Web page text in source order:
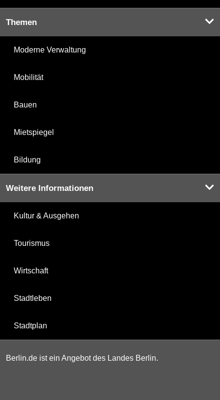
Themen
Moderne Verwaltung
Mobilität
Bauen
Mietspiegel
Bildung
Weitere Informationen
Kultur & Ausgehen
Tourismus
Wirtschaft
Stadtleben
Stadtplan
Berlin.de ist ein Angebot des Landes Berlin.